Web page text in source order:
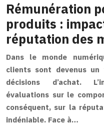
Rémunération
produits :
réputation des
Dans le monde
clients sont devenus
décisions d’achat.
évaluations sur le
conséquent, sur la
indéniable. Face à…